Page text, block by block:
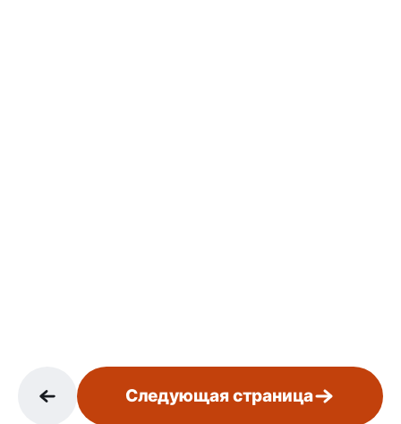
Следующая страница